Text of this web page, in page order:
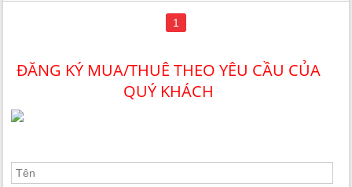
1
ĐĂNG KÝ MUA/THUÊ THEO YÊU CẦU CỦA
QUÝ KHÁCH